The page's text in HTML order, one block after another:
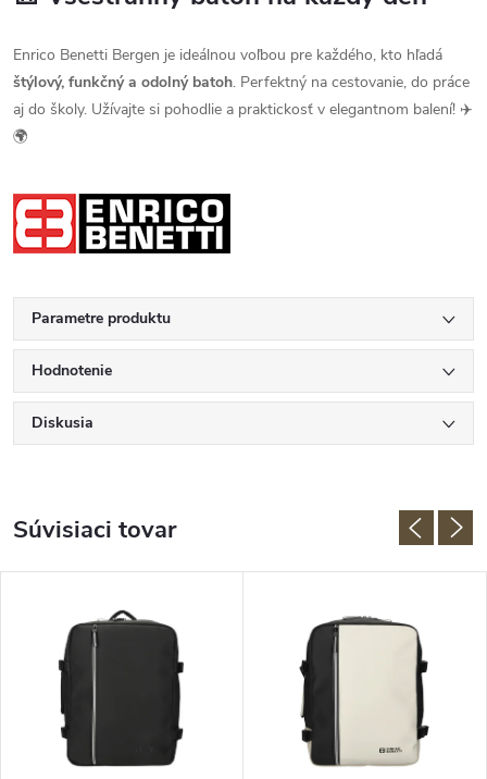
Enrico Benetti Bergen je ideálnou voľbou pre každého, kto hľadá
štýlový, funkčný a odolný batoh. Perfektný na cestovanie, do práce
aj do školy. Užívajte si pohodlie a praktickosť v elegantnom balení! ✈️
🌍
Parametre produktu
Hodnotenie
Diskusia
Súvisiaci tovar